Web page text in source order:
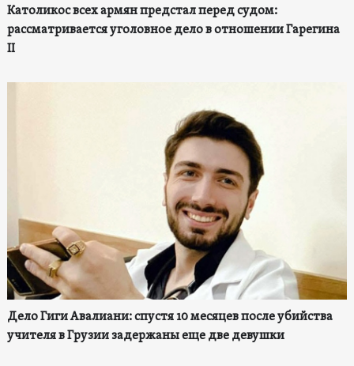
Католикос всех армян предстал перед судом:
рассматривается уголовное дело в отношении Гарегина
II
Дело Гиги Авалиани: спустя 10 месяцев после убийства
учителя в Грузии задержаны еще две девушки